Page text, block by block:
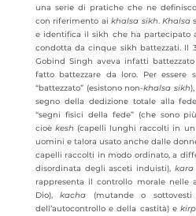
una serie di pratiche che ne
con riferimento aikhalsa sikh. Khalsa
e identifica il sikh che ha partecipato
condotta da cinque sikh battezzati. Il
Gobind Singh aveva infatti
fatto battezzare da loro. Per essere
“battezzato” (esistono non-khalsa sikh
segno della dedizione totale alla
“segni fisici della fede” (che sono
cioè kesh (capelli lunghi raccolti in
uomini e talora usato anche dalle
capelli raccolti in modo ordinato, a
disordinata degli asceti induisti),kara
rappresenta il controllo morale nelle
Dio),kacha (mutande o
dell’autocontrollo e della castità) e